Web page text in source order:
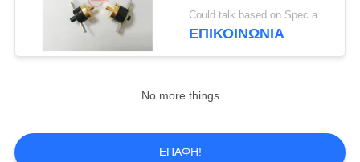
το κεφάλι χαλκού βιδών
για τον κατασκευαστή
Could talk based on Spec and Qty. MOQ:1000ea
ΕΠΙΚΟΙΝΩΝΊΑ
No more things
ΕΠΑΦΉ!